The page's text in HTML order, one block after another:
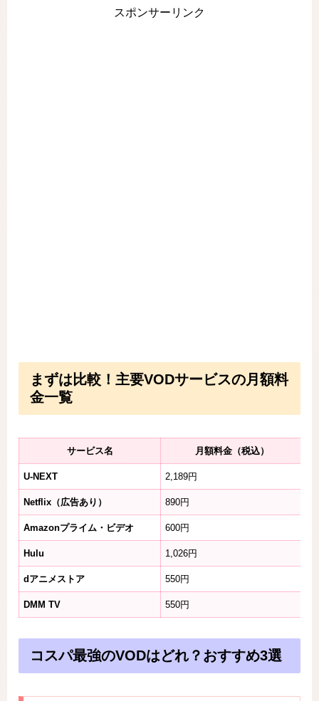
スポンサーリンク
まずは比較！主要VODサービスの月額料
金一覧
サービス名 月額料金（税込）
U-NEXT 2,189円
Netflix（広告あり） 890円
Amazonプライム・ビデオ 600円
Hulu 1,026円
dアニメストア 550円
DMM TV 550円
コスパ最強のVODはどれ？おすすめ3選